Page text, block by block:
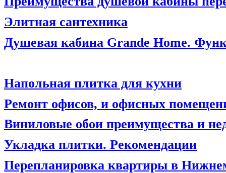
Элитная сантехника
Душевая кабина Grande Home.
Напольная плитка для кухни
Ремонт офисов, и офисных
Виниловые обои преимущества и
Укладка плитки. Рекомендации
Перепланировка квартиры в